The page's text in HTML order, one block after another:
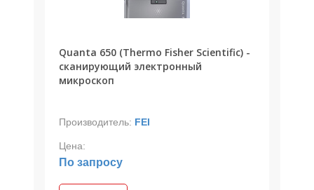
Quanta 650 (Thermo Fisher Scientific) -
сканирующий электронный
микроскоп
Производитель: FEI
Цена:
По запросу